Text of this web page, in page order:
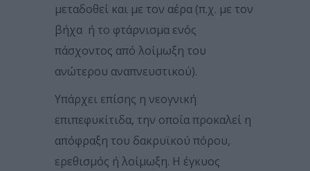
μεταδοθεί και με τον αέρα (π.χ. με τον
βήχα ή το φτάρνισμα ενός
πάσχοντος από λοίμωξη του
ανώτερου αναπνευστικού).
Υπάρχει επίσης η νεογνική
επιπεφυκίτιδα, την οποία προκαλεί η
απόφραξη του δακρυϊκού πόρου,
ερεθισμός ή λοίμωξη. Η έγκυος